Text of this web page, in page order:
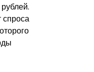
спроса